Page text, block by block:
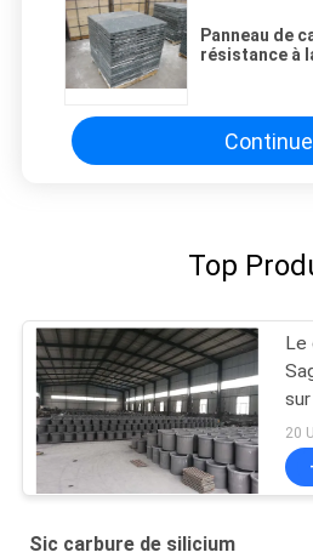
Panneau de
résistance à
Top
Le
20
Sic carbure de silicium